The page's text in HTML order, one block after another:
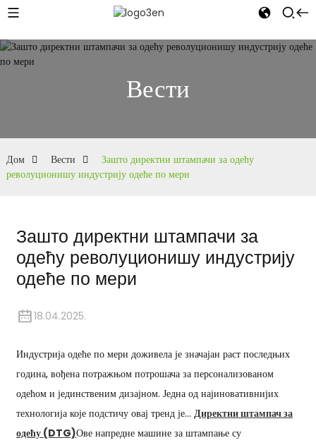
Вести
Дом Вести
Зашто директни штампачи за одећу
револуционишу индустрију одеће по мери
Зашто директни штампачи за
одећу револуционишу индустрију
одеће по мери
18.04.2025.
Индустрија одеће по мери доживела је значајан раст последњих
година, вођена потражњом потрошача за персонализованом
одећом и јединственим дизајном. Једна од најиновативнијих
технологија које подстичу овај тренд је... Директни штампач за
одећу (DTG)Ове напредне машине за штампање су